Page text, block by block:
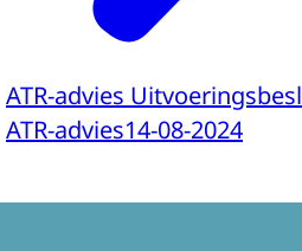
ATR-advies
ATR-advies14-08-2024